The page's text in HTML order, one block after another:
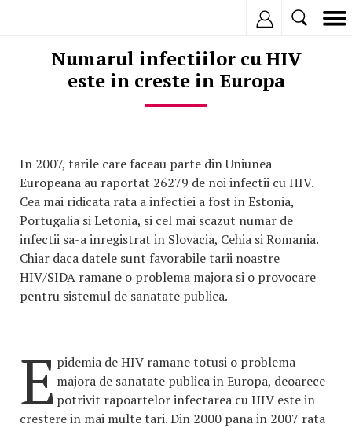
Numarul infectiilor cu HIV
este in creste in Europa
In 2007, tarile care faceau parte din Uniunea
Europeana au raportat 26279 de noi infectii cu HIV.
Cea mai ridicata rata a infectiei a fost in Estonia,
Portugalia si Letonia, si cel mai scazut numar de
infectii sa-a inregistrat in Slovacia, Cehia si Romania.
Chiar daca datele sunt favorabile tarii noastre
HIV/SIDA ramane o problema majora si o provocare
pentru sistemul de sanatate publica.
E pidemia de HIV ramane totusi o problema
majora de sanatate publica in Europa, deoarece
potrivit rapoartelor infectarea cu HIV este in
crestere in mai multe tari. Din 2000 pana in 2007 rata